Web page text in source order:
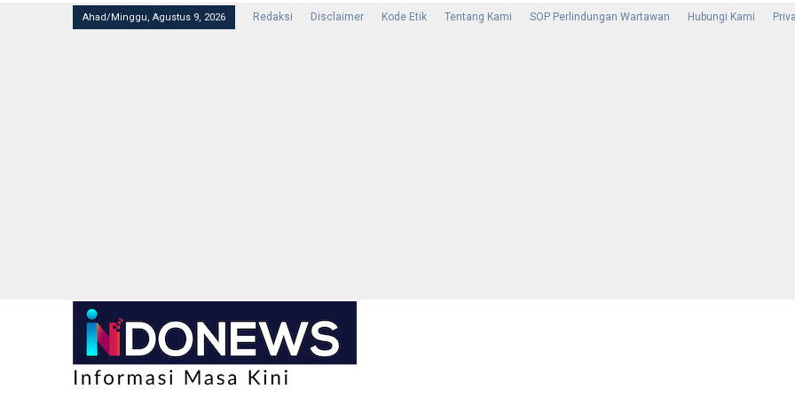
Ahad/Minggu, Agustus 9, 2026 Redaksi Disclaimer Kode Etik Tentang Kami SOP Perlindungan Wartawan Hubungi Kami